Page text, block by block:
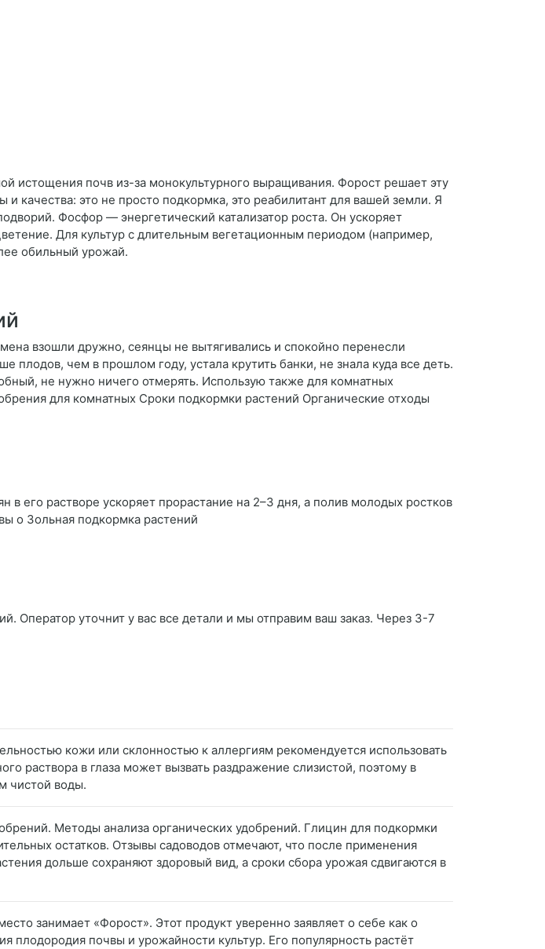
истощения почв из-за монокультурного выращивания. Форост решает эту
качества: это не просто подкормка, это реабилитант для вашей земли. Я
Фосфор — энергетический катализатор роста. Он ускоряет
Для культур с длительным вегетационным периодом (например,
обильный урожай.
взошли дружно, сеянцы не вытягивались и спокойно перенесли
чем в прошлом году, устала крутить банки, не знала куда все деть.
не нужно ничего отмерять. Использую также для комнатных
для комнатных Сроки подкормки растений Органические отходы
его растворе ускоряет прорастание на 2–3 дня, а полив молодых ростков
о Зольная подкормка растений
Оператор уточнит у вас все детали и мы отправим ваш заказ. Через 3-7
кожи или склонностью к аллергиям рекомендуется использовать
раствора в глаза может вызвать раздражение слизистой, поэтому в
чистой воды.
Методы анализа органических удобрений. Глицин для подкормки
остатков. Отзывы садоводов отмечают, что после применения
дольше сохраняют здоровый вид, а сроки сбора урожая сдвигаются в
занимает «Форост». Этот продукт уверенно заявляет о себе как о
почвы и урожайности культур. Его популярность растёт